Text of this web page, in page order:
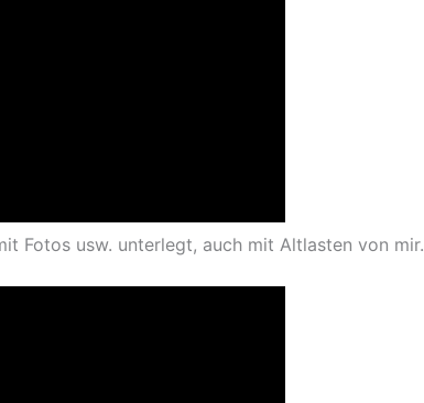
Fotos usw. unterlegt, auch mit Altlasten von mir.